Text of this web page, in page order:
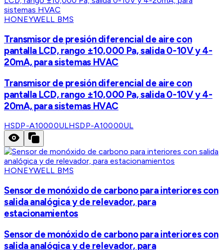
HONEYWELL BMS
Transmisor de presión diferencial de aire con
pantalla LCD, rango ±10,000 Pa, salida 0-10V y 4-
20mA, para sistemas HVAC
Transmisor de presión diferencial de aire con
pantalla LCD, rango ±10,000 Pa, salida 0-10V y 4-
20mA, para sistemas HVAC
HSDP-A10000ULHSDP-A10000UL
HONEYWELL BMS
Sensor de monóxido de carbono para interiores con
salida analógica y de relevador, para
estacionamientos
Sensor de monóxido de carbono para interiores con
salida analógica y de relevador, para